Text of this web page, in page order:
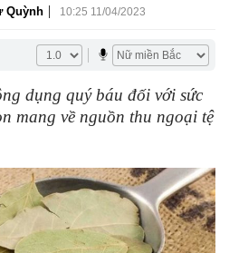
Quỳnh | 10:25 11/04/2023
dụng quý báu đối với sức
mang về nguồn thu ngoại tệ